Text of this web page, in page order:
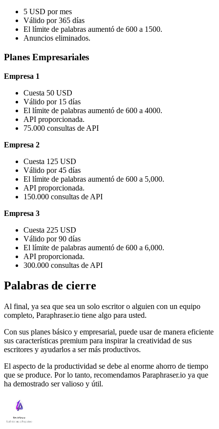
5 USD por mes
Válido por 365 días
El límite de palabras aumentó de 600 a 1500.
Anuncios eliminados.
Planes Empresariales
Empresa 1
Cuesta 50 USD
Válido por 15 días
El límite de palabras aumentó de 600 a 4000.
API proporcionada.
75.000 consultas de API
Empresa 2
Cuesta 125 USD
Válido por 45 días
El límite de palabras aumentó de 600 a 5,000.
API proporcionada.
150.000 consultas de API
Empresa 3
Cuesta 225 USD
Válido por 90 días
El límite de palabras aumentó de 600 a 6,000.
API proporcionada.
300.000 consultas de API
Palabras de cierre
Al final, ya sea que sea un solo escritor o alguien con un equipo
completo, Paraphraser.io tiene algo para usted.
Con sus planes básico y empresarial, puede usar de manera eficiente
sus características premium para inspirar la creatividad de sus
escritores y ayudarlos a ser más productivos.
El aspecto de la productividad se debe al enorme ahorro de tiempo
que se produce. Por lo tanto, recomendamos Paraphraser.io ya que
ha demostrado ser valioso y útil.